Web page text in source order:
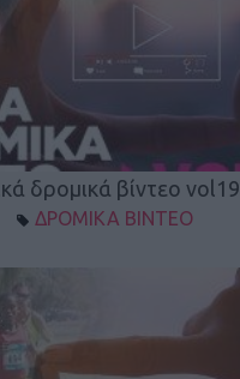
δρομικά βίντεο vol19
ΔΡΟΜΙΚΑ ΒΙΝΤΕΟ